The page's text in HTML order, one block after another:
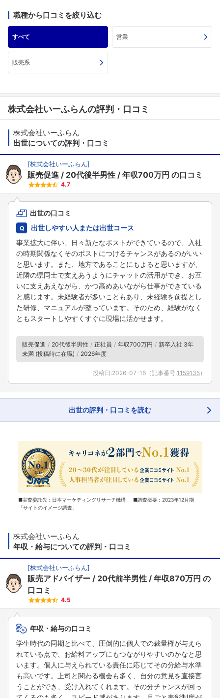
職種から口コミを絞り込む
すべて 営業
販売系
株式会社いーふらんの評判・口コミ
株式会社いーふらん
出世についての評判・口コミ
[株式会社いーふらん]
販売促進 20代後半男性 年収700万円 の口コミ
4.7
出世の口コミ
出世しやすい人または出世コース
事業拡大に伴い、日々新たなポストができているので、入社
の時期関係なくそのポストにつけるチャンスがあるのがいい
と思います。また、地方であることにもよると思いますが、
近隣の県同士で支えあうようにチャットの活用ができ、お互
いに支えあえながら、かつ高めあいながら仕事ができている
と感じます。未経験者が多いこともあり、未経験を前提とし
た研修、マニュアルが整っています。そのため、経験がなく
ともスタートしやすくすぐに現場に活かせます。
販売促進 20代後半男性 正社員 年収700万円
新卒入社 3年
未満 (投稿時に在職)
2026年度
投稿日:2026-07-16 （記事番号:1159135）
出世の評判・口コミを読む
■実査委託先：日本マーケティングリサーチ機構 ■調査概要：2023年12月期
「サイトのイメージ調査」
株式会社いーふらん
年収・給与についての評判・口コミ
[株式会社いーふらん]
販売アドバイザー 20代前半男性 年収870万円 の
口コミ
4.5
年収・給与の口コミ
学生時代の同期と比べて、圧倒的に個人での裁量権が与えら
れている点で、お給料アップにもつながりやすいのかなと思
います。個人に与えられている責任に応じてその分給与水準
も高いです。上司と関わる機会も多く、自分の意見を直接言
うことができ、受け入れてくれます。その分チャンスが回っ